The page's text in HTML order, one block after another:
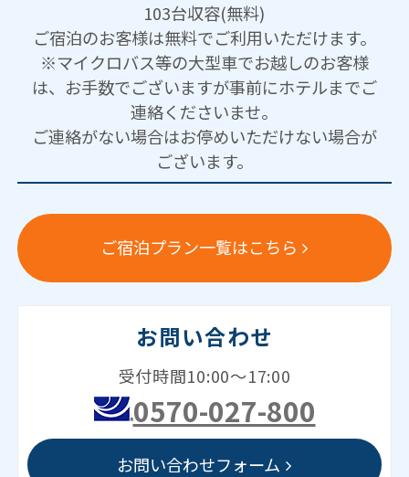
103台収容(無料)
ご宿泊のお客様は無料でご利用いただけます。
※マイクロバス等の大型車でお越しのお客様
は、お手数でございますが事前にホテルまでご
連絡くださいませ。
ご連絡がない場合はお停めいただけない場合が
ございます。
ご宿泊プラン一覧はこちら
お問い合わせ
受付時間10:00～17:00
0570-027-800
お問い合わせフォーム